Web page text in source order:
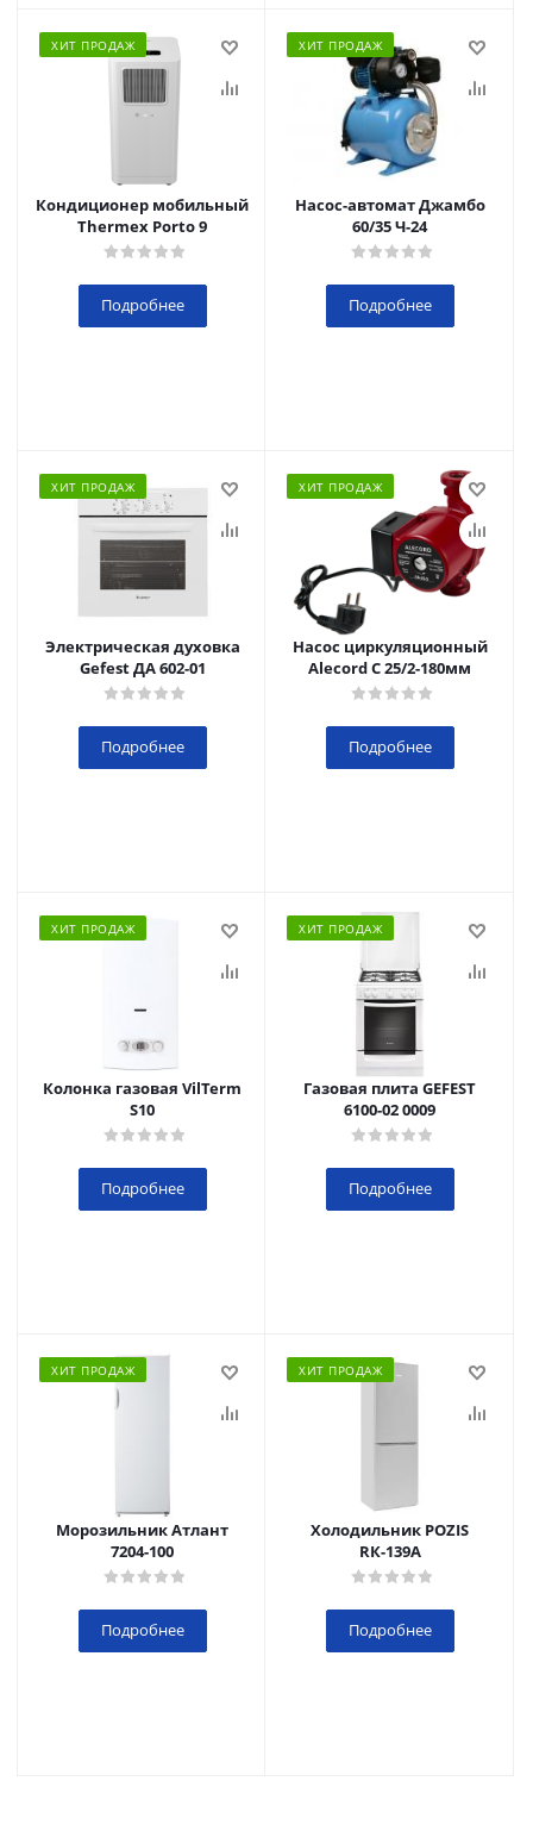
ХИТ ПРОДАЖ
Кондиционер мобильный
Thermex Porto 9
Подробнее
ХИТ ПРОДАЖ
Насос-автомат Джамбо
60/35 Ч-24
Подробнее
ХИТ ПРОДАЖ
Электрическая духовка
Gefest ДА 602-01
Подробнее
ХИТ ПРОДАЖ
Насос циркуляционный
Alecord C 25/2-180мм
Подробнее
ХИТ ПРОДАЖ
Колонка газовая VilTerm
S10
Подробнее
ХИТ ПРОДАЖ
Газовая плита GEFEST
6100-02 0009
Подробнее
ХИТ ПРОДАЖ
Морозильник Атлант
7204-100
Подробнее
ХИТ ПРОДАЖ
Холодильник POZIS
RК-139А
Подробнее